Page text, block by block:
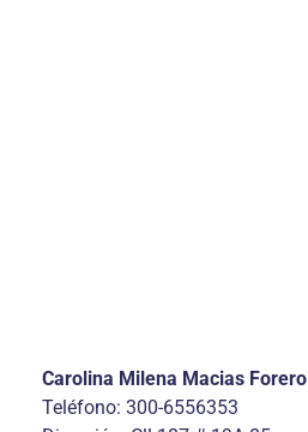
Carolina Milena Macias Forero
Teléfono: 300-6556353